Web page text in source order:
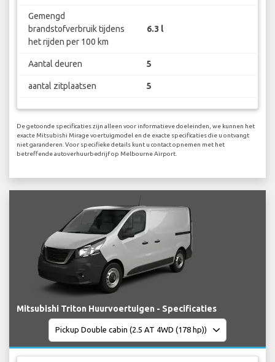
Gemengd
brandstofverbruik tijdens
het rijden per 100 km
6.3 l
Aantal deuren 5
aantal zitplaatsen 5
De getoonde specificaties zijn alleen voor informatieve doeleinden, we kunnen het
exacte Mitsubishi Mirage voertuigmodel en de exacte specificaties die u ontvangt
niet garanderen. Voor specifieke details kunt u contact opnemen met het
betreffende autoverhuurbedrijf op Melbourne Airport.
Mitsubishi Triton Huurvoertuigen - Specificaties